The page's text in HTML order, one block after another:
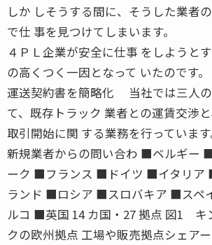
しか しそうする間に、そうした業者
で仕 事を見つけてしまいます。
４ＰＬ企業が安全に仕事 をしようと
の高くつく一因となって いたのです。
運送契約書を簡略化 当社では三人
て、既存トラック 業者との運賃交渉
取引開始に関 する業務を行っています
新規業者からの問い合わ ■ベルギー
ーク ■フランス ■ドイツ ■イタリア
ランド ■ロシア ■スロバキア ■スペ
ルコ ■英国 14 カ国・27 拠点 図1 キ
クの欧州拠点 工場や販売拠点シェア